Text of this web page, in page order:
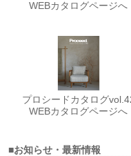
WEBカタログページへ
プロシードカタログ
WEBカタログページへ
■お知らせ・最新情報